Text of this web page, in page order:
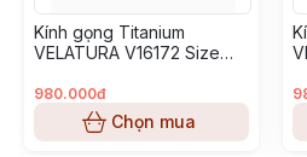
Kính gọng Titanium
VELATURA V16172 Size
980.000đ
Chọn mua